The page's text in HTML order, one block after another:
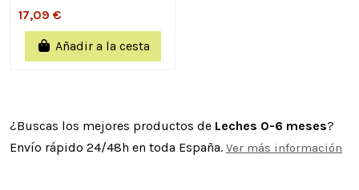
17,09 €
Añadir a la cesta
¿Buscas los mejores productos de Leches 0-6 meses?
Envío rápido 24/48h en toda España. Ver más información